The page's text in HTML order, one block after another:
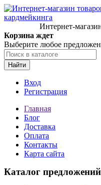
Интернет-
Корзина ждет
Выберите любое
Найти
Вход
Регистрация
Главная
Блог
Доставка
Оплата
Контакты
Карта сайта
Каталог предложений